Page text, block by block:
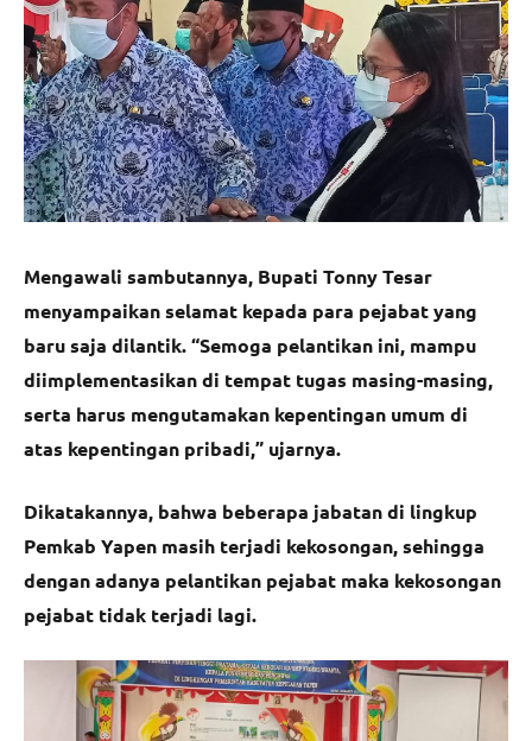
Mengawali sambutannya, Bupati Tonny Tesar
menyampaikan selamat kepada para pejabat yang
baru saja dilantik. “Semoga pelantikan ini, mampu
diimplementasikan di tempat tugas masing-masing,
serta harus mengutamakan kepentingan umum di
atas kepentingan pribadi,” ujarnya.
Dikatakannya, bahwa beberapa jabatan di lingkup
Pemkab Yapen masih terjadi kekosongan, sehingga
dengan adanya pelantikan pejabat maka kekosongan
pejabat tidak terjadi lagi.